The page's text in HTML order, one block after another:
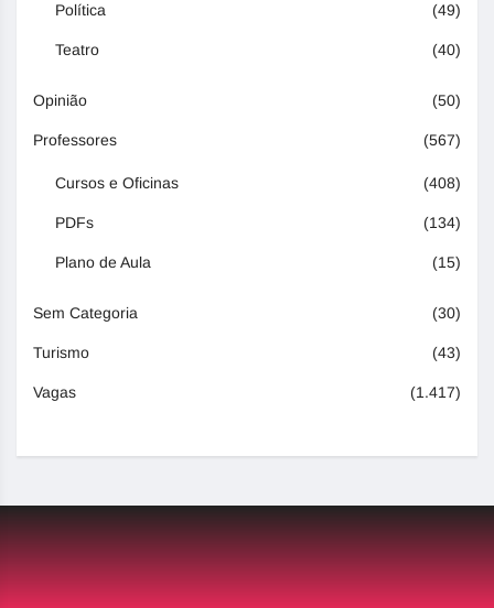
Política (49)
Teatro (40)
Opinião (50)
Professores (567)
Cursos e Oficinas (408)
PDFs (134)
Plano de Aula (15)
Sem Categoria (30)
Turismo (43)
Vagas (1.417)